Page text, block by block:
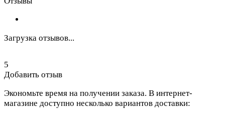
Загрузка отзывов...
5
Добавить отзыв
Экономьте время на получении заказа. В интернет-
магазине доступно несколько вариантов доставки: